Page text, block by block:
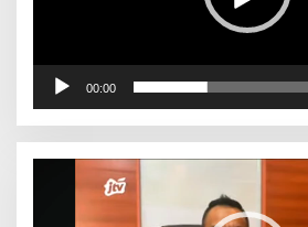
00:00
Pemutar